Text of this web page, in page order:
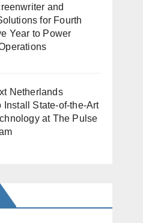
and
for Fourth
Year to Power
Netherlands
Install State-of-the-Art
at The Pulse